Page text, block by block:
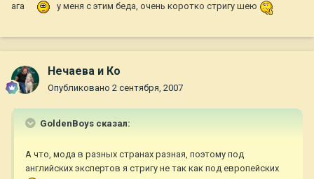
ага у меня с этим беда, очень коротко стригу шею
Нечаева и Ко
Опубликовано 2 сентября, 2007
GoldenBoys сказал:
А что, мода в разных странах разная, поэтому под
английских экспертов я стригу не так как под европейских